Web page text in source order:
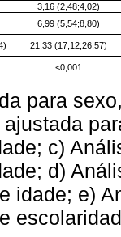
3,16 (2,48;4,02)
6,99 (5,54;8,80)
21,33 (17,12;26,57)
<0,001
para
c)
d)
idade; e)